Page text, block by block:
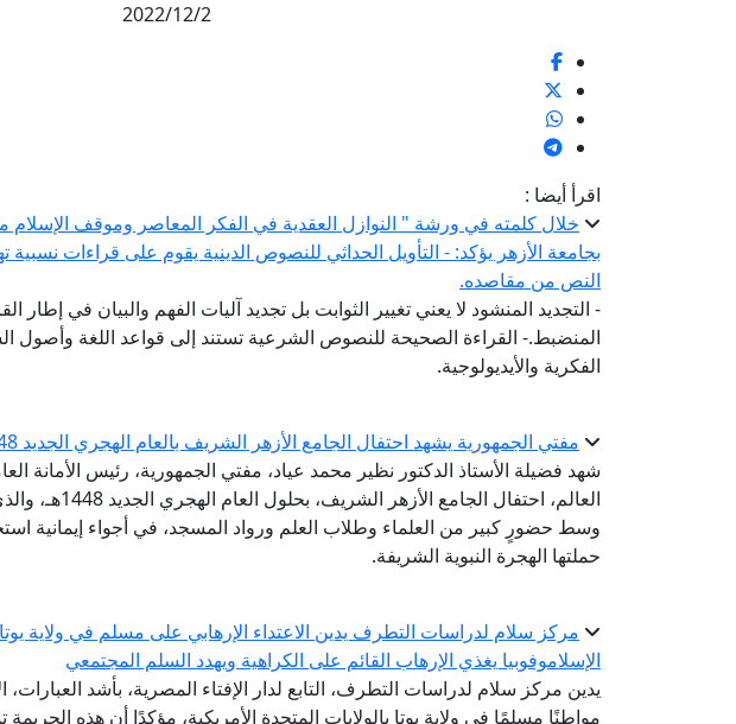
2022/12/2
اقرأ أيضا :
خلال كلمته في ورشة " النوازل العقدية في الفكر المعاصر وموقف الإسلام
بجامعة الأزهر يؤكد: - التأويل الحداثي للنصوص الدينية يقوم على قراءات نسبية
النص من مقاصده.
- التجديد المنشود لا يعني تغيير الثوابت بل تجديد آليات الفهم والبيان في إطار
المنضبط.- القراءة الصحيحة للنصوص الشرعية تستند إلى قواعد اللغة وأصول
الفكرية والأيديولوجية.
مفتي الجمهورية يشهد احتفال الجامع الأزهر الشريف بالعام الهجري الجديد 1448هـ
شهد فضيلة الأستاذ الدكتور نظير محمد عياد، مفتي الجمهورية، رئيس الأمانة
العالم، احتفال
وسط حضورٍ كبير من العلماء وطلاب العلم ورواد المسجد، في أجواء إيمانية
حملتها الهجرة النبوية الشريفة.
مركز سلام لدراسات التطرف يدين الاعتداء الإرهابي على مسلم في ولاية
الإسلاموفوبيا يغذي الإرهاب القائم على الكراهية ويهدد السلم المجتمعي
يدين مركز سلام لدراسات التطرف، التابع لدار الإفتاء المصرية، بأشد
مواطنًا مسلمًا في ولاية يوتا بالولايات المتحدة الأمريكية، مؤكدًا أن هذه